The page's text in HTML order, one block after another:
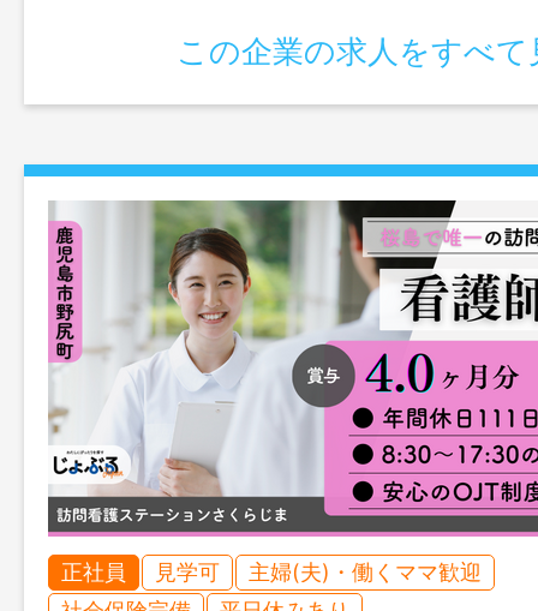
この企業の求人をすべて
正社員 見学可
主婦(夫)・働くママ歓迎